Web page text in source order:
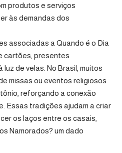
produtos e serviços
às demandas dos
associadas a Quando é o Dia
cartões, presentes
de velas. No Brasil, muitos
missas ou eventos religiosos
reforçando a conexão
Essas tradições ajudam a criar
os laços entre os casais,
Namorados? um dado